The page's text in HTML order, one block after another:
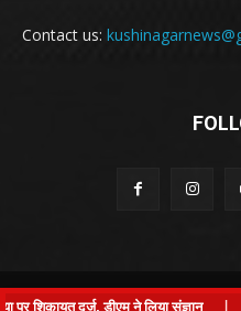
Contact us:
© Kushinagar Live - 2022
दर्ज, डीएम ने लिया संज्ञान |